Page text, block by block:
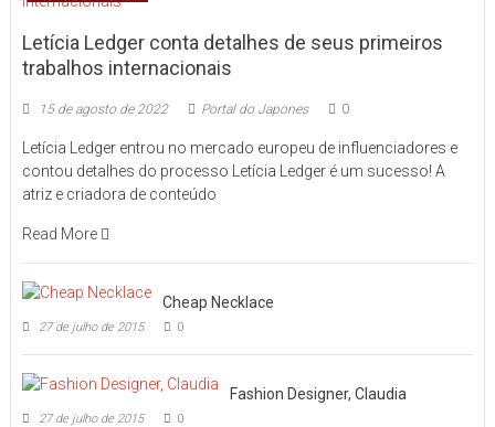
Letícia Ledger conta detalhes de seus primeiros
trabalhos internacionais
15 de agosto de 2022 Portal do Japones 0
Letícia Ledger entrou no mercado europeu de influenciadores e
contou detalhes do processo Letícia Ledger é um sucesso! A
atriz e criadora de conteúdo
Read More
Cheap Necklace
27 de julho de 2015 0
Fashion Designer, Claudia
27 de julho de 2015 0